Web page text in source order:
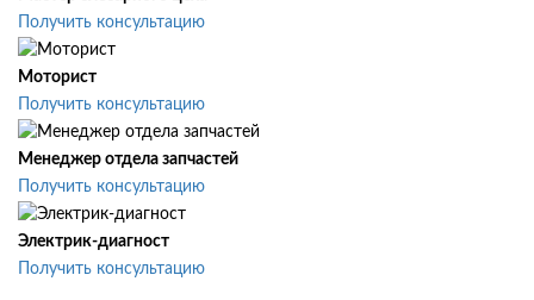
Получить консультацию
Моторист
Получить консультацию
Менеджер отдела запчастей
Получить консультацию
Электрик-диагност
Получить консультацию